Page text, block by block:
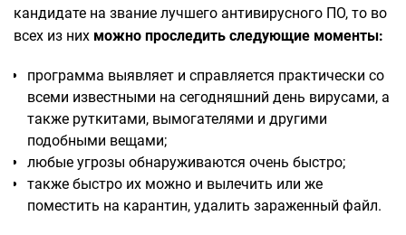
кандидате на звание лучшего антивирусного ПО, то во
всех из них можно проследить следующие моменты:
программа выявляет и справляется практически со
всеми известными на сегодняшний день вирусами, а
также руткитами, вымогателями и другими
подобными вещами;
любые угрозы обнаруживаются очень быстро;
также быстро их можно и вылечить или же
поместить на карантин, удалить зараженный файл.